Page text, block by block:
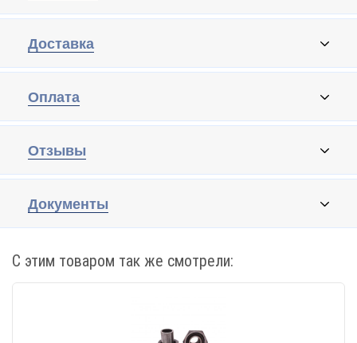
Доставка
Оплата
Отзывы
Документы
С этим товаром так же смотрели: